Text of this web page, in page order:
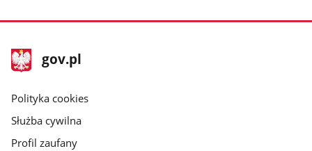
stopka
gov.pl
Strona
gov.pl
gov.pl
Polityka cookies
Służba cywilna
Profil zaufany